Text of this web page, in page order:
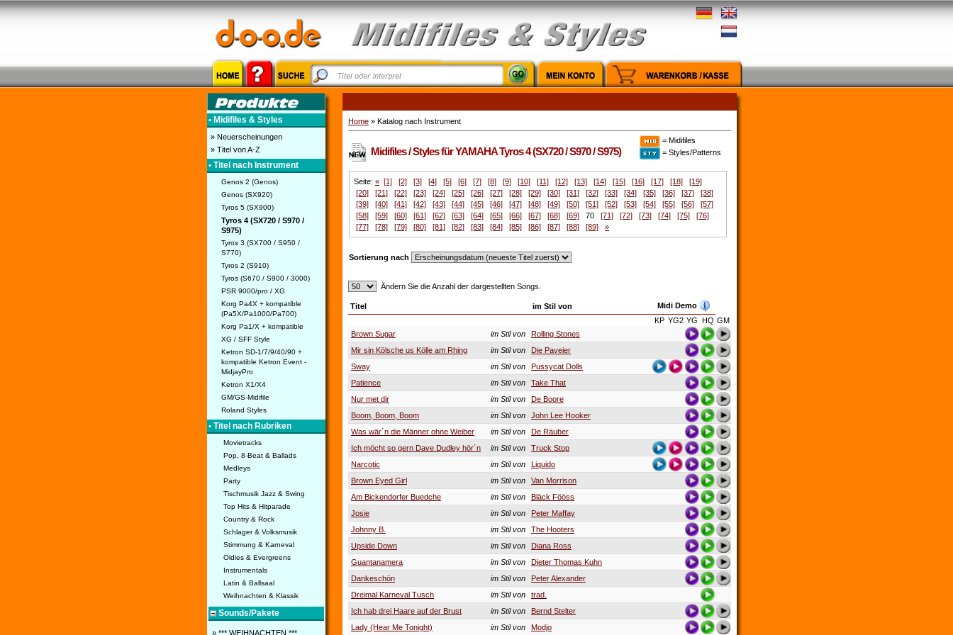
• Midifiles & Styles
» Neuerscheinungen
» Titel von A-Z
• Titel nach Instrument
Genos 2 (Genos)
Genos (SX920)
Tyros 5 (SX900)
Tyros 4 (SX720 / S970 /
S975)
Tyros 3 (SX700 / S950 /
S770)
Tyros 2 (S910)
Tyros (S670 / S900 / 3000)
PSR 9000/pro / XG
Korg Pa4X + kompatible
(Pa5X/Pa1000/Pa700)
Korg Pa1/X + kompatible
XG / SFF Style
Ketron SD-1/7/9/40/90 +
kompatible Ketron Event -
MidjayPro
Ketron X1/X4
GM/GS-Midifile
Roland Styles
• Titel nach Rubriken
Movietracks
Pop, 8-Beat & Ballads
Medleys
Party
Tischmusik Jazz & Swing
Top Hits & Hitparade
Country & Rock
Schlager & Volksmusik
Stimmung & Karneval
Oldies & Evergreens
Instrumentals
Latin & Ballsaal
Weihnachten & Klassik
Sounds/Pakete
» *** WEIHNACHTEN ***
Home » Katalog nach Instrument
Midifiles / Styles für YAMAHA Tyros 4 (SX720 / S970 / S975)
= Midifiles
= Styles/Patterns
Seite: « [1] [2] [3] [4] [5] [6] [7] [8] [9] [10] [11] [12] [13] [14] [15] [16] [17] [18]
[19]
[20]
[21] [22] [23] [24] [25] [26] [27] [28] [29] [30] [31] [32] [33] [34] [35] [36] [37]
[38]
[39]
[40] [41] [42] [43] [44] [45] [46] [47] [48] [49] [50] [51] [52] [53] [54] [55] [56]
[57]
[58]
[59] [60] [61] [62] [63] [64] [65] [66] [67] [68] [69] 70 [71] [72] [73] [74] [75]
[76]
[77]
[78] [79] [80] [81] [82] [83] [84] [85] [86] [87] [88] [89] »
Sortierung nach
Ändern Sie die Anzahl der dargestellten Songs.
Titel im Stil von
Midi Demo
KP YG2 YG HQ GM
Brown Sugar
im Stil von
Rolling Stones
Mir sin Kölsche us Kölle am Rhing
im Stil von
Die Paveier
Sway
im Stil von
Pussycat Dolls
Patience
im Stil von
Take That
Nur met dir
im Stil von
De Boore
Boom, Boom, Boom
im Stil von
John Lee Hooker
Was wär´n die Männer ohne Weiber
im Stil von
De Räuber
Ich möcht so gern Dave Dudley hör´n
im Stil von
Truck Stop
Narcotic
im Stil von
Liquido
Brown Eyed Girl
im Stil von
Van Morrison
Am Bickendorfer Buedche
im Stil von
Bläck Fööss
Josie
im Stil von
Peter Maffay
Johnny B.
im Stil von
The Hooters
Upside Down
im Stil von
Diana Ross
Guantanamera
im Stil von
Dieter Thomas Kuhn
Dankeschön
im Stil von
Peter Alexander
Dreimal Karneval Tusch
im Stil von
trad.
Ich hab drei Haare auf der Brust
im Stil von
Bernd Stelter
Lady (Hear Me Tonight)
im Stil von Modjo